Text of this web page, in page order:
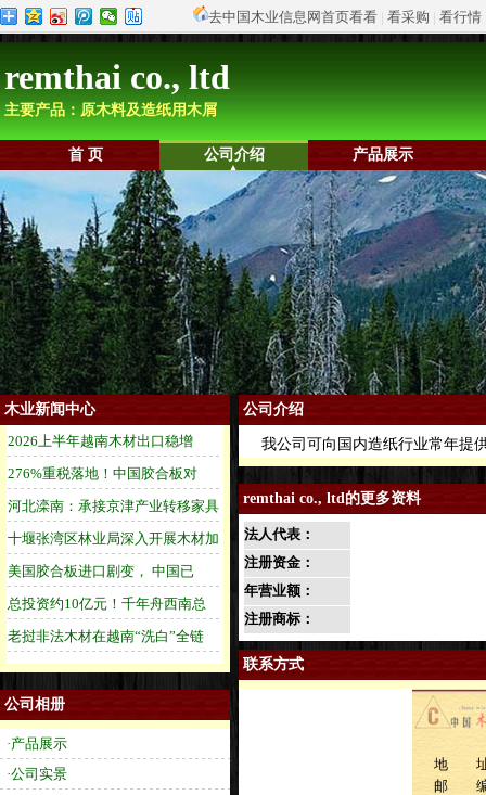
去中国木业信息网首页看看 | 看采购 | 看行情
remthai co., ltd
主要产品：原木料及造纸用木屑
首 页 公司介绍 产品展示
木业新闻中心
公司相册
·产品展示
·公司实景
公司介绍
我公司可向国内造纸行业常年提
remthai co., ltd的更多资料
法人代表：
注册资金：
年营业额：
注册商标：
联系方式
地 址
邮 编